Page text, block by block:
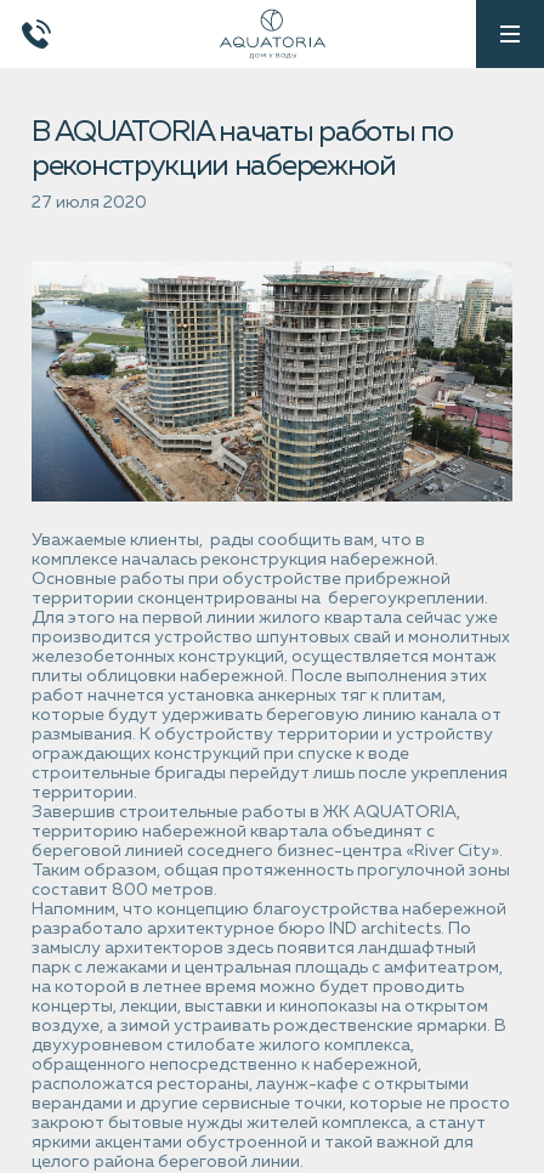
В AQUATORIA начаты работы по
реконструкции набережной
27 июля 2020
Уважаемые клиенты, рады сообщить вам, что в
комплексе началась реконструкция набережной.
Основные работы при обустройстве прибрежной
территории сконцентрированы на берегоукреплении.
Для этого на первой линии жилого квартала сейчас уже
производится устройство шпунтовых свай и монолитных
железобетонных конструкций, осуществляется монтаж
плиты облицовки набережной. После выполнения этих
работ начнется установка анкерных тяг к плитам,
которые будут удерживать береговую линию канала от
размывания. К обустройству территории и устройству
ограждающих конструкций при спуске к воде
строительные бригады перейдут лишь после укрепления
территории.
Завершив строительные работы в ЖК AQUATORIA,
территорию набережной квартала объединят с
береговой линией соседнего бизнес-центра «River City».
Таким образом, общая протяженность прогулочной зоны
составит 800 метров.
Напомним, что концепцию благоустройства набережной
разработало архитектурное бюро IND architects. По
замыслу архитекторов здесь появится ландшафтный
парк с лежаками и центральная площадь с амфитеатром,
на которой в летнее время можно будет проводить
концерты, лекции, выставки и кинопоказы на открытом
воздухе, а зимой устраивать рождественские ярмарки. В
двухуровневом стилобате жилого комплекса,
обращенного непосредственно к набережной,
расположатся рестораны, лаунж-кафе с открытыми
верандами и другие сервисные точки, которые не просто
закроют бытовые нужды жителей комплекса, а станут
яркими акцентами обустроенной и такой важной для
целого района береговой линии.